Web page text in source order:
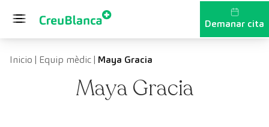
Demanar cita
Inicio | Equip mèdic| Maya Gracia
Maya Gracia